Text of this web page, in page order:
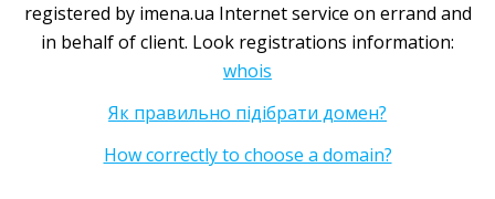
registered by imena.ua Internet service on errand and
in behalf of client. Look registrations information:
whois
Як правильно підібрати домен?
How correctly to choose a domain?